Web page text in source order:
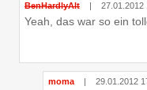
BenHardlyAlt | 27.01.2012
Yeah, das war so ein
moma | 29.01.2012